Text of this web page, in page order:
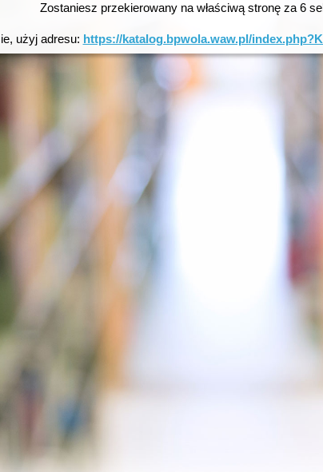
Zostaniesz przekierowany na właściwą stronę za 5
użyj adresu: https://katalog.bpwola.waw.pl/